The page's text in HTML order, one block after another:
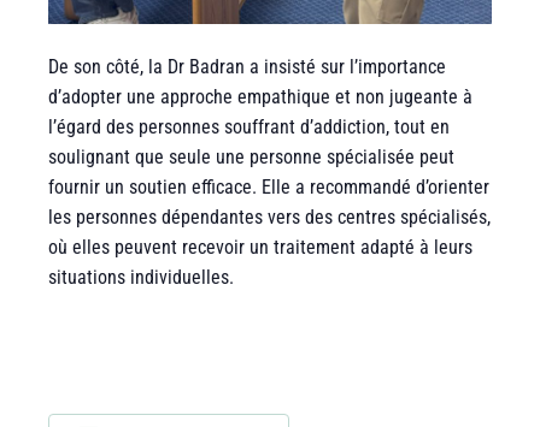
De son côté, la Dr Badran a insisté sur l’importance
d’adopter une approche empathique et non jugeante à
l’égard des personnes souffrant d’addiction, tout en
soulignant que seule une personne spécialisée peut
fournir un soutien efficace. Elle a recommandé d’orienter
les personnes dépendantes vers des centres spécialisés,
où elles peuvent recevoir un traitement adapté à leurs
situations individuelles.